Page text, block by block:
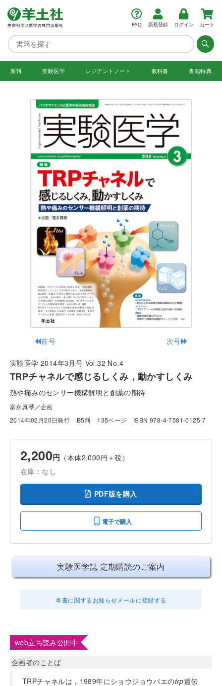
FAQ 新規登録 ログイン カート
新刊 実験医学 レジデント ノート 教科書 書籍特典
前号 次号
実験医学 2014年3月号 Vol.32 No.4
TRPチャネルで感じるしくみ，動かすしくみ
熱や痛みのセンサー機構解明と創薬の期待
富永真琴／企画
2014年02月20日発行
B5判 135ページ ISBN 978-4-7581-0125-7
2,200円 （本体2,000円＋税）
在庫：なし
PDF版を購入
電子で購入
実験医学誌 定期購読のご案内
本書に関するお知らせメールに登録する
web立ち読み公開中
企画者のことば
TRPチャネルは，1989年にショウジョウバエのtrp遺伝